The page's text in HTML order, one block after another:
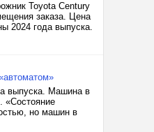
Toyota Century
заказа. Цена
2024 года выпуска.
выпуска. Машина в
«Состояние
но машин в